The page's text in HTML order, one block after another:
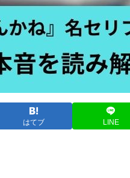
はてブ LINE